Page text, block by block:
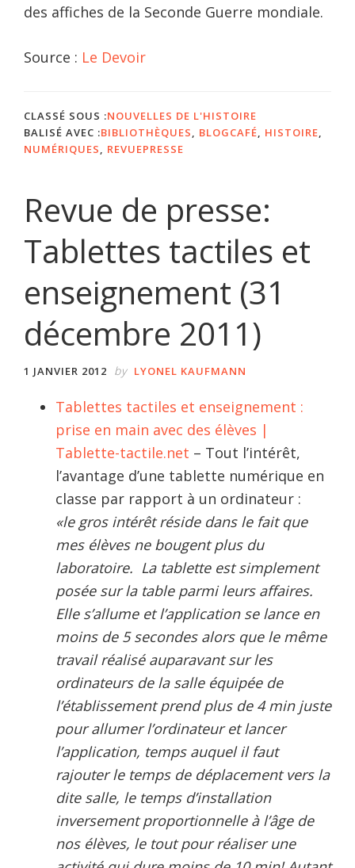
des affiches de la Seconde Guerre mondiale.
Source : Le Devoir
CLASSÉ SOUS :NOUVELLES DE L'HISTOIRE
BALISÉ AVEC :BIBLIOTHÈQUES BLOGCAFÉ HISTOIRE
NUMÉRIQUES
REVUEPRESSE
Revue de presse:
Tablettes tactiles et
enseignement (31
décembre 2011)
1 JANVIER 2012 by LYONEL KAUFMANN
Tablettes tactiles et enseignement :
prise en main avec des élèves |
Tablette-tactile.net – Tout l’intérêt,
l’avantage d’une tablette numérique en
classe par rapport à un ordinateur :
«le gros intérêt réside dans le fait que
mes élèves ne bougent plus du
laboratoire. La tablette est simplement
posée sur la table parmi leurs affaires.
Elle s’allume et l’application se lance en
moins de 5 secondes alors que le même
travail réalisé auparavant sur les
ordinateurs de la salle équipée de
l’établissement prend plus de 4 min juste
pour allumer l’ordinateur et lancer
l’application, temps auquel il faut
rajouter le temps de déplacement vers la
dite salle, le temps d’installation
inversement proportionnelle à l’âge de
nos élèves, le tout pour réaliser une